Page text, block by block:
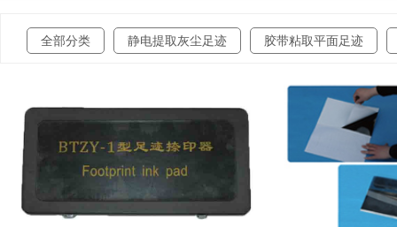
全部分类 静电提取灰尘足迹 胶带粘取平面足迹